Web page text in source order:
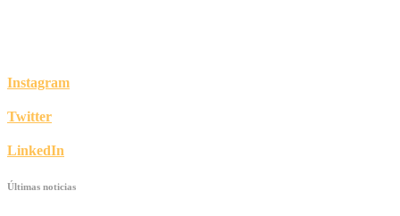
Instagram
Twitter
LinkedIn
Últimas noticias